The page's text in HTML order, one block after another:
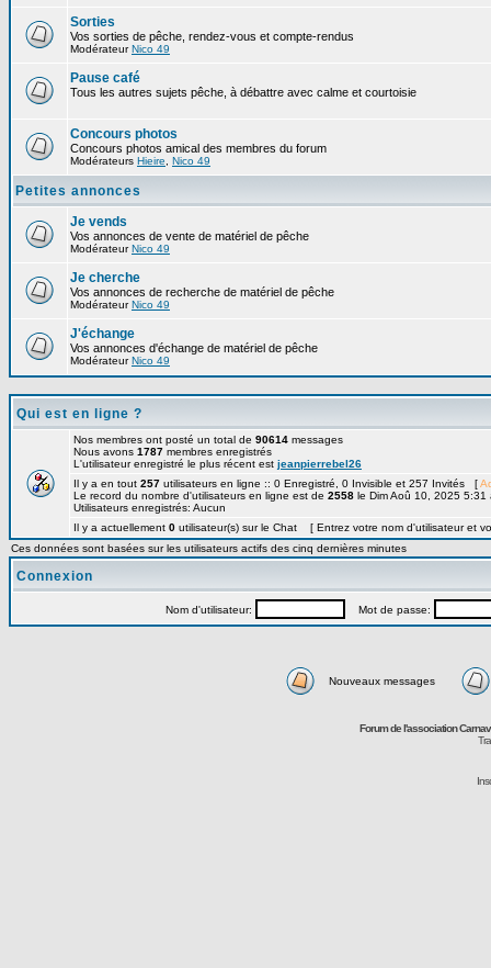
Sorties
Vos sorties de pêche, rendez-vous et compte-rendus
ModérateurNico 49
Pause café
Tous les autres sujets pêche, à débattre avec calme et courtoisie
Concours photos
Concours photos amical des membres du forum
Modérateurs Hieire Nico 49
Petites annonces
Je vends
Vos annonces de vente de matériel de pêche
ModérateurNico 49
Je cherche
Vos annonces de recherche de matériel de pêche
ModérateurNico 49
J'échange
Vos annonces d'échange de matériel de pêche
ModérateurNico 49
Qui est en ligne ?
Nos membres ont posté un total de 90614 messages
Nous avons 1787 membres enregistrés
L'utilisateur enregistré le plus récent est jeanpierrebel26
Il y a en tout 257 utilisateurs en ligne :: 0 Enregistré, 0 Invisible et 257 Invités [
Le record du nombre d'utilisateurs en ligne est de 2558 le Dim Aoû 10, 2025 5:31
Utilisateurs enregistrés: Aucun
Il y a actuellement 0 utilisateur(s) sur le Chat [ Entrez votre nom d'utilisateur et
Ces données sont basées sur les utilisateurs actifs des cinq dernières minutes
Connexion
Nom d'utilisateur: Mot de passe:
Nouveaux messages
Forum de l'association